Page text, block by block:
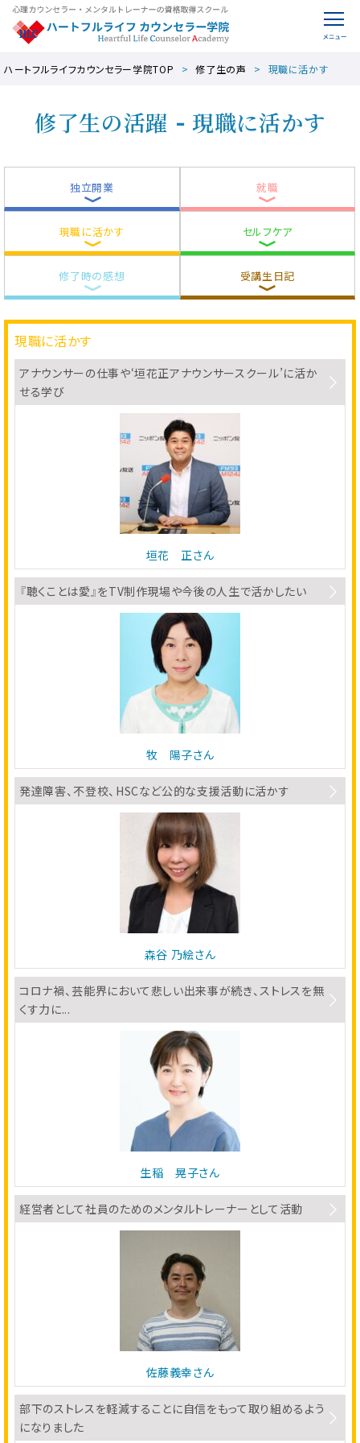
ハートフルライフカウンセラー学院TOP 修了生の声 現職に活かす
修了生の活躍 - 現職に活かす
独立開業 就職
現職に活かす セルフケア
修了時の感想 受講生日記
現職に活かす
アナウンサーの仕事や‘垣花正アナウンサースクール’に活か
せる学び
垣花 正さん
『聴くことは愛』をTV制作現場や今後の人生で活かしたい
牧 陽子さん
発達障害、不登校、HSCなど公的な支援活動に活かす
森谷 乃絵さん
コロナ禍、芸能界において悲しい出来事が続き、ストレスを無
くす力に...
生稲 晃子さん
経営者として社員のためのメンタルトレーナーとして活動
佐藤義幸さん
部下のストレスを軽減することに自信をもって取り組めるよう
になりました